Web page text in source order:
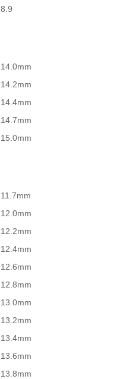
8.9
14.0mm
14.2mm
14.4mm
14.7mm
15.0mm
11.7mm
12.0mm
12.2mm
12.4mm
12.6mm
12.8mm
13.0mm
13.2mm
13.4mm
13.6mm
13.8mm